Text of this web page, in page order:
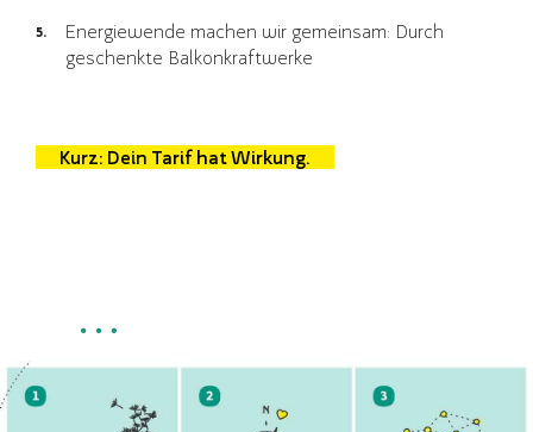
Energiewende machen wir gemeinsam: Durch
geschenkte Balkonkraftwerke
Kurz: Dein Tarif hat Wirkung.